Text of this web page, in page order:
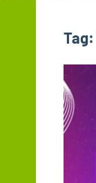
Tag: